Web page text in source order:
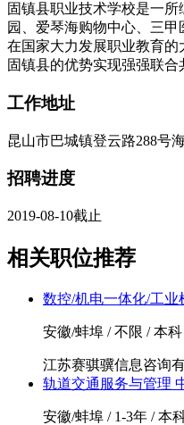
固镇县职业技术学校是一
园、爱琴海购物中心、三甲
在国家大力发展职业教育
固镇县的优势实现强强联合
工作地址
昆山市巴城镇登云路288号
招聘进度
2019-08-10截止
相关职位推荐
数控/机电一体化/工业
安徽/蚌埠 / 不限 / 本科
江苏赛骐骥信息咨询
轨道交通服务与管理
安徽/蚌埠 / 1-3年 / 本